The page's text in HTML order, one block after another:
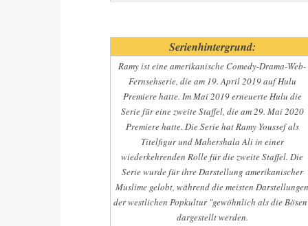
Serienhintergrund:
Ramy ist eine amerikanische Comedy-Drama-Web-
Fernsehserie, die am 19. April 2019 auf Hulu
Premiere hatte. Im Mai 2019 erneuerte Hulu die
Serie für eine zweite Staffel, die am 29. Mai 2020
Premiere hatte. Die Serie hat Ramy Youssef als
Titelfigur und Mahershala Ali in einer
wiederkehrenden Rolle für die zweite Staffel. Die
Serie wurde für ihre Darstellung amerikanischer
Muslime gelobt, während die meisten Darstellungen
der westlichen Popkultur "gewöhnlich als die
dargestellt werden.